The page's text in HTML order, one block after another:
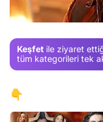
Keşfet ile ziyaret
tüm kategorileri tek
👇